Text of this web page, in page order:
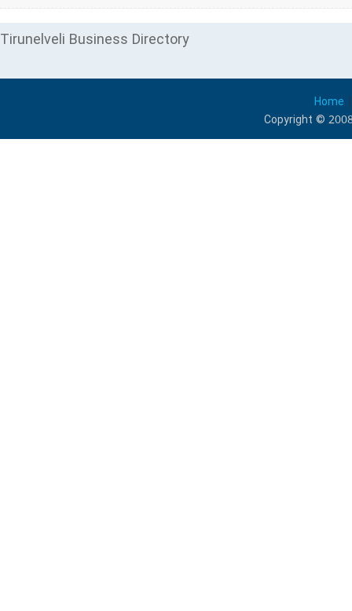
Tirunelveli Business Directory
Home
Copyright ©